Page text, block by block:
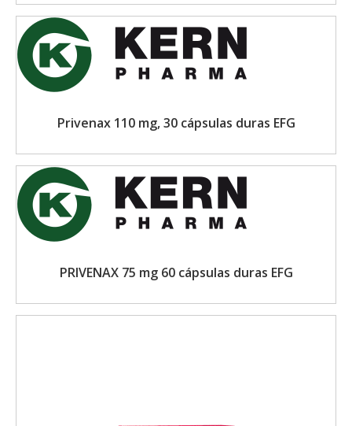
Privenax 110 mg, 30 cápsulas duras EFG
PRIVENAX 75 mg 60 cápsulas duras EFG